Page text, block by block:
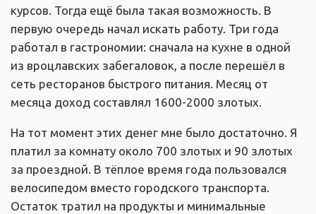
курсов. Тогда ещё была такая возможность. В
первую очередь начал искать работу. Три года
работал в гастрономии: сначала на кухне в одной
из вроцлавских забегаловок, а после перешёл в
сеть ресторанов быстрого питания. Месяц от
месяца доход составлял 1600-2000 злотых.
На тот момент этих денег мне было достаточно. Я
платил за комнату около 700 злотых и 90 злотых
за проездной. В тёплое время года пользовался
велосипедом вместо городского транспорта.
Остаток тратил на продукты и минимальные